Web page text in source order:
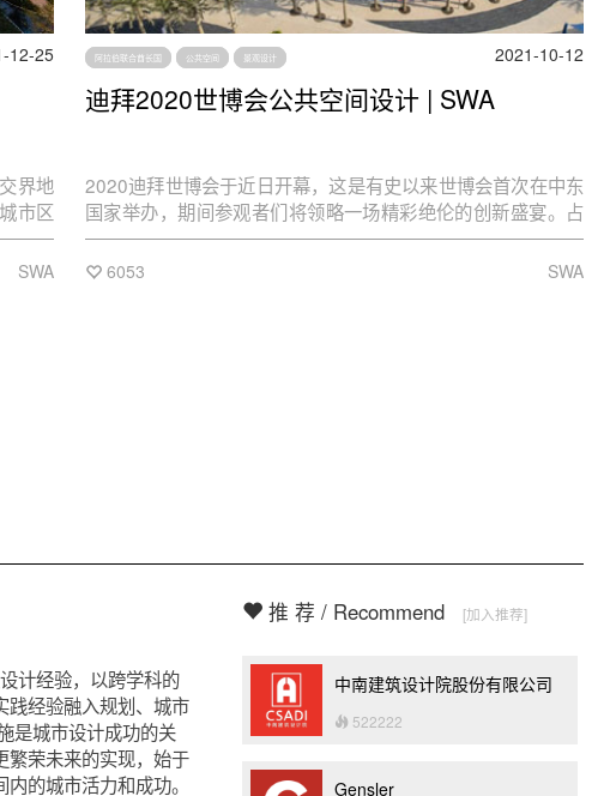
12-25
界地
市区
区政
”深圳
SWA
阿拉伯联合酋长国 公共空间 景观设计 2021-10-12
迪拜2020世博会公共空间设计 | SWA
2020迪拜世博会于近日开幕，这是有史以来世博会首次在中东
国家举办，期间参观者们将领略一场精彩绝伦的创新盛宴。占
地面积约438公顷的世博园区蔚为壮观，容纳了来自近200个国
家的特色展馆。SWA Group对园区主要的公共开放空间进行了
6053 SWA
计经验，以跨学科的
践经验融入规划、城市
是城市设计成功的关
繁荣未来的实现，始于
的城市活力和成功。
推 荐 / Recommend [加入推荐]
中南建筑设计院股份有限公司
522222
Gensler